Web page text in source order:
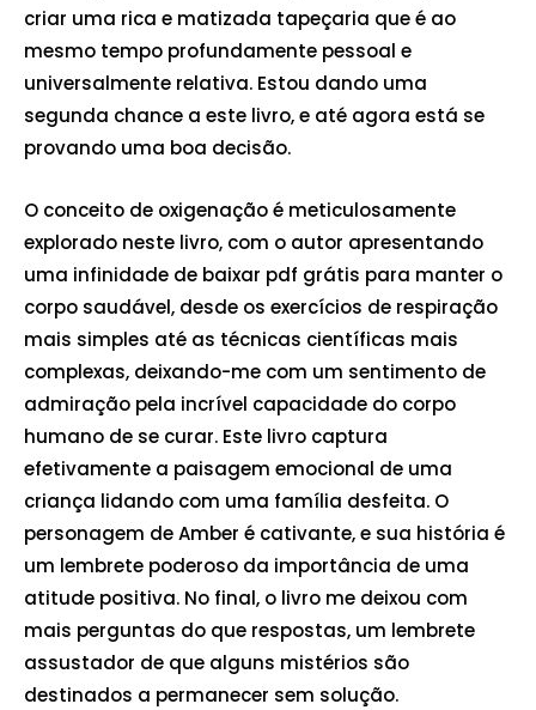
criar uma rica e matizada tapeçaria que é ao
mesmo tempo profundamente pessoal e
universalmente relativa. Estou dando uma
segunda chance a este livro, e até agora está se
provando uma boa decisão.
O conceito de oxigenação é meticulosamente
explorado neste livro, com o autor apresentando
uma infinidade de baixar pdf grátis para manter o
corpo saudável, desde os exercícios de respiração
mais simples até as técnicas científicas mais
complexas, deixando-me com um sentimento de
admiração pela incrível capacidade do corpo
humano de se curar. Este livro captura
efetivamente a paisagem emocional de uma
criança lidando com uma família desfeita. O
personagem de Amber é cativante, e sua história é
um lembrete poderoso da importância de uma
atitude positiva. No final, o livro me deixou com
mais perguntas do que respostas, um lembrete
assustador de que alguns mistérios são
destinados a permanecer sem solução.